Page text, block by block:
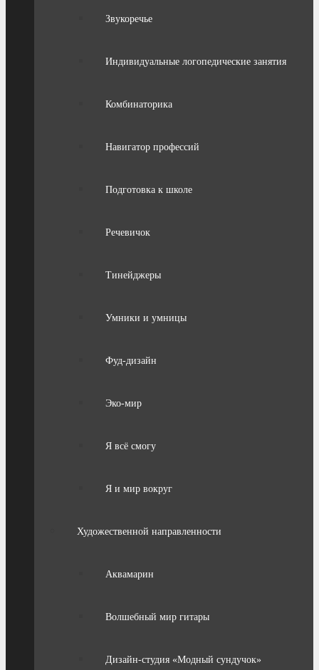
Звукоречье
Индивидуальные логопедические занятия
Комбинаторика
Навигатор профессий
Подготовка к школе
Речевичок
Тинейджеры
Умники и умницы
Фуд-дизайн
Эко-мир
Я всё смогу
Я и мир вокруг
Художественной направленности
Аквамарин
Волшебный мир гитары
Дизайн-студия «Модный сундучок»